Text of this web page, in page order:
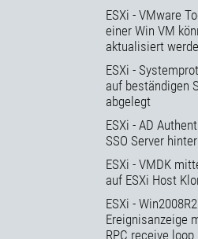
ESXi - VMware
einer Win VM
aktualisiert
ESXi -
auf beständigen
abgelegt
ESXi - AD
SSO Server
ESXi - VMDK
auf ESXi Host
ESXi - Win2008R2
Ereignisanzeige
RPC receive loop